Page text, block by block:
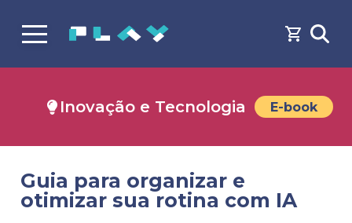
Inovação e Tecnologia E-book
Guia para organizar e
otimizar sua rotina com IA